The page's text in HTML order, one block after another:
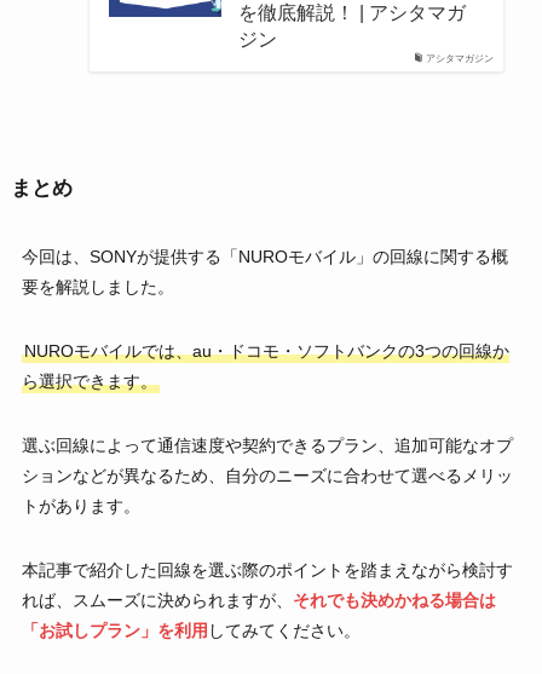
アシタマガジン
を徹底解説！ | アシタマガ
ジン
まとめ
今回は、SONYが提供する「NUROモバイル」の回線に関する概
要を解説しました。
NUROモバイルでは、au・ドコモ・ソフトバンクの3つの回線か
ら選択できます。
選ぶ回線によって通信速度や契約できるプラン、追加可能なオプ
ションなどが異なるため、自分のニーズに合わせて選べるメリッ
トがあります。
本記事で紹介した回線を選ぶ際のポイントを踏まえながら検討す
れば、スムーズに決められますが、 それでも決めかねる場合は
「お試しプラン」を利用 してみてください。